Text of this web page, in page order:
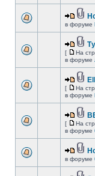
в форуме
[ На
в форуме
[ На
в форуме
[ На
в форуме
в форуме